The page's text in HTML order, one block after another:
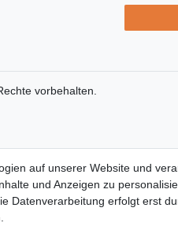
auf unserer Website und
und Anzeigen zu
Datenverarbeitung erfolgt erst
vorbehalten.